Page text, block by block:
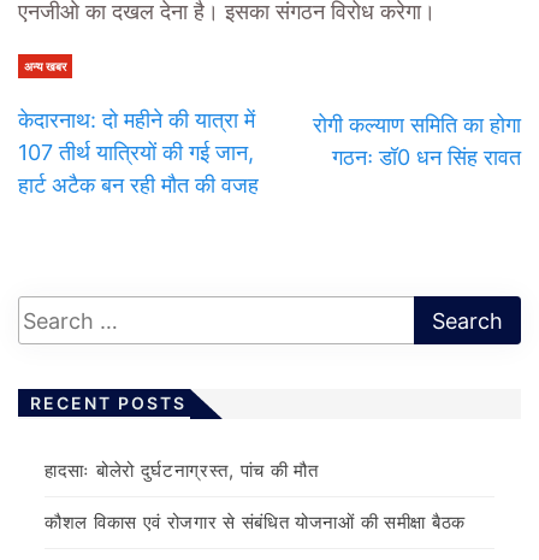
एनजीओ का दखल देना है। इसका संगठन विरोध करेगा।
अन्य खबर
केदारनाथ: दो महीने की यात्रा में
107 तीर्थ यात्रियों की गई जान,
हार्ट अटैक बन रही मौत की वजह
रोगी कल्याण समिति का होगा
गठनः डॉ0 धन सिंह रावत
RECENT POSTS
हादसाः बोलेरो दुर्घटनाग्रस्त, पांच की मौत
कौशल विकास एवं रोजगार से संबंधित योजनाओं की समीक्षा बैठक